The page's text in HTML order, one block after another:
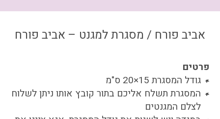
אביב פורח / מסגרת למגנט – אביב פורח
פרטים
גודל המסגרת 15×20 ס"מ
המסגרת תשלח אליכם בתור קובץ אותו ניתן לשלוח
לצלם המגנטים